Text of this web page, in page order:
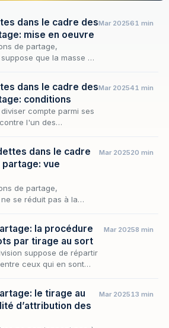
dans le cadre des
mise en oeuvre
de partage,
que la masse à
Mar 202561 min
dans le cadre des
conditions
compte parmi ses
l'un des
Mar 202541 min
dans le cadre
vue
de partage,
se réduit pas à la
Mar 202520 min
la procédure
par tirage au sort
suppose de répartir
ceux qui en sont
Mar 20258 min
le tirage au
d’attribution des
Mar 202513 min